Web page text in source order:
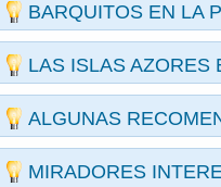
BARQUITOS EN LA
LAS ISLAS AZORES
ALGUNAS
MIRADORES